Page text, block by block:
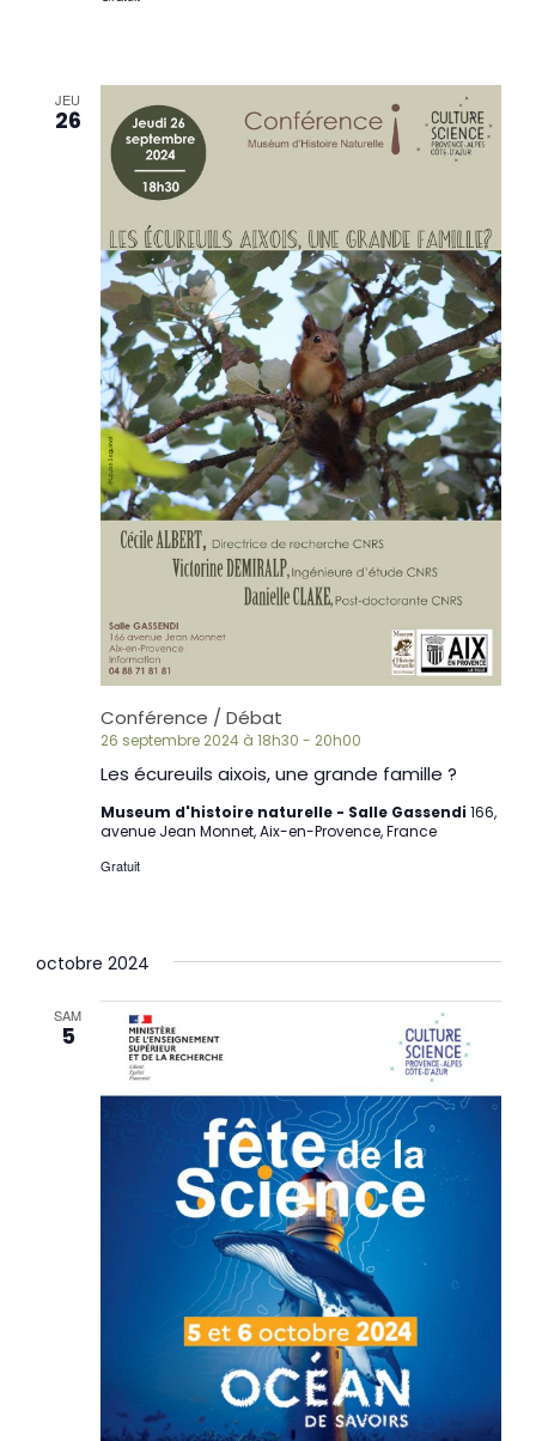
JEU
26
Conférence / Débat
Les écureuils aixois, une grande famille ?
26 septembre 2024 à 18h30 - 20h00
Museum d'histoire naturelle - Salle Gassendi 166,
avenue Jean Monnet, Aix-en-Provence, France
Gratuit
octobre 2024
SAM
5